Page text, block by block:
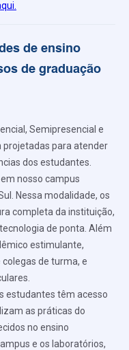
de ensino
de graduação
Semipresencial e
projetadas para atender
dos estudantes.
nosso campus
Nessa modalidade, os
completa da instituição,
de ponta. Além
estimulante,
de turma, e
estudantes têm acesso
as práticas do
no ensino
e os laboratórios,